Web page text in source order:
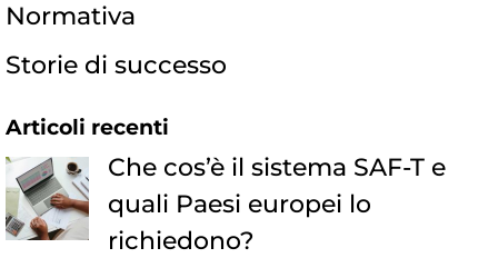
Normativa
Storie di successo
Articoli recenti
Che cos’è il sistema SAF-T e
quali Paesi europei lo
richiedono?